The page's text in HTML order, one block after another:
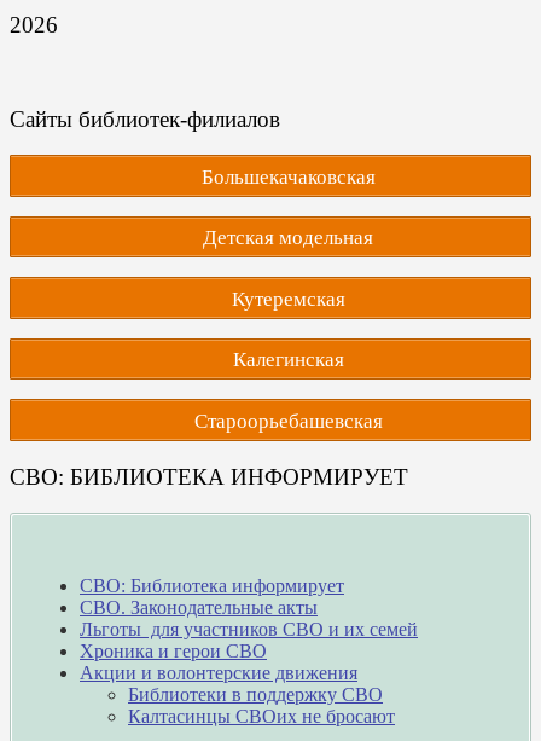
2026
Сайты библиотек-филиалов
Большекачаковская
Детская модельная
Кутеремская
Калегинская
Староорьебашевская
СВО: БИБЛИОТЕКА ИНФОРМИРУЕТ
СВО: Библиотека информирует
СВО. Законодательные акты
Льготы для участников СВО и их семей
Хроника и герои СВО
Акции и волонтерские движения
Библиотеки в поддержку СВО
Калтасинцы СВОих не бросают